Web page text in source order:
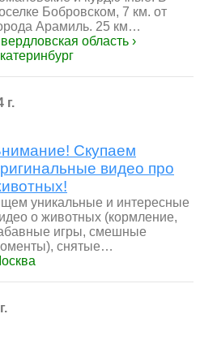
Бобровском, 7 км. от
Арамиль. 25 км…
область ›
г.
Скупаем
видео про
уникальные и интересные
о животных (кормление,
игры, смешные
снятые…